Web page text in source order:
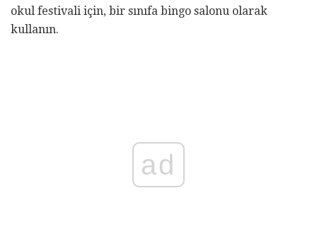
okul festivali için, bir sınıfa bingo salonu olarak
kullanın.
ad